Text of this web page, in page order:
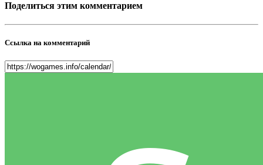
Поделиться этим комментарием
Ссылка на комментарий